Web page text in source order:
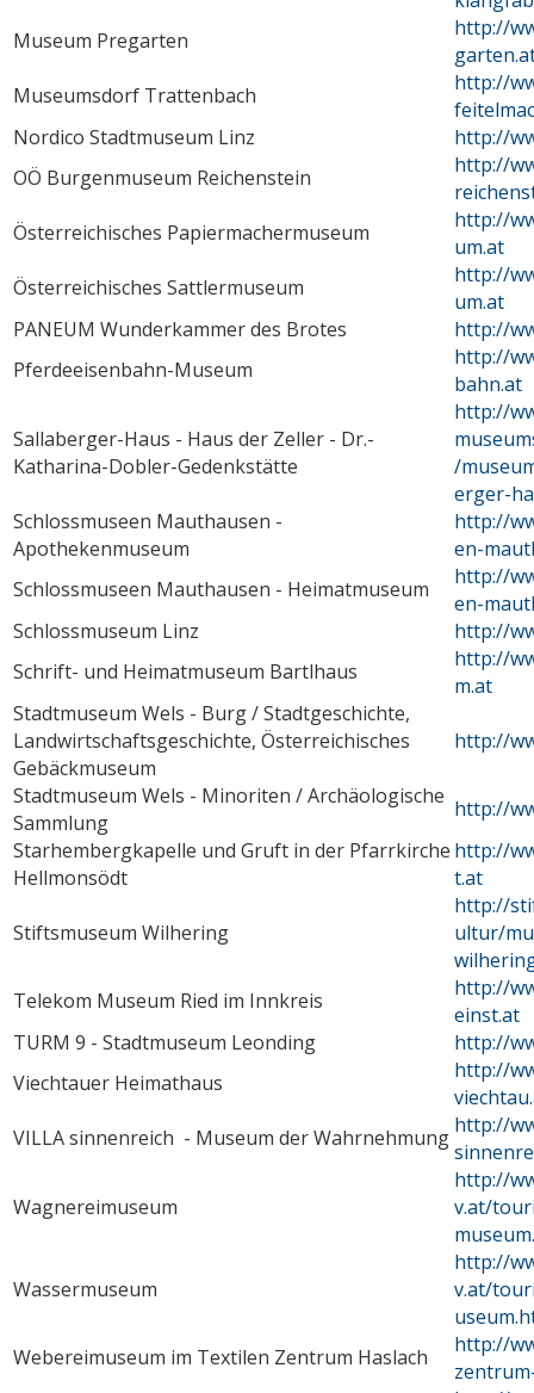
Museum Pregarten
http://
Museumsdorf Trattenbach
http://
Nordico Stadtmuseum Linz
http://
OÖ Burgenmuseum Reichenstein
http://
Österreichisches Papiermachermuseum
http://
um.at
Österreichisches Sattlermuseum
http://
um.at
PANEUM Wunderkammer des Brotes
http://
Pferdeeisenbahn-Museum
http://
bahn.at
Sallaberger-Haus - Haus der Zeller - Dr.-
Katharina-Dobler-Gedenkstätte
http://
/
erger-
Schlossmuseen Mauthausen -
Apothekenmuseum
http://
en-
Schlossmuseen Mauthausen - Heimatmuseum
http://
en-
Schlossmuseum Linz
http://
Schrift- und Heimatmuseum Bartlhaus
http://
m.at
Stadtmuseum Wels - Burg / Stadtgeschichte,
Landwirtschaftsgeschichte, Österreichisches
Gebäckmuseum
http://
Stadtmuseum Wels - Minoriten / Archäologische
Sammlung
http://
Starhembergkapelle und Gruft in der Pfarrkirche
Hellmonsödt
http://
t.at
Stiftsmuseum Wilhering
http://
ultur/
Telekom Museum Ried im Innkreis
http://
einst.at
TURM 9 - Stadtmuseum Leonding
http://
Viechtauer Heimathaus
http://
VILLA sinnenreich - Museum der Wahrnehmung http://
Wagnereimuseum
http://
v.at/
Wassermuseum
http://
v.at/
Webereimuseum im Textilen Zentrum Haslach
http://